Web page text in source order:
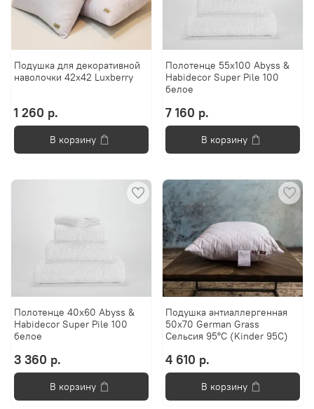
Подушка для декоративной
наволочки 42х42 Luxberry
1 260 р.
В корзину
Полотенце 55х100 Abyss &
Habidecor Super Pile 100
белое
7 160 р.
В корзину
Полотенце 40x60 Abyss &
Habidecor Super Pile 100
белое
3 360 р.
В корзину
Подушка антиаллергенная
50х70 German Grass
Сельсия 95°C (Kinder 95C)
4 610 р.
В корзину